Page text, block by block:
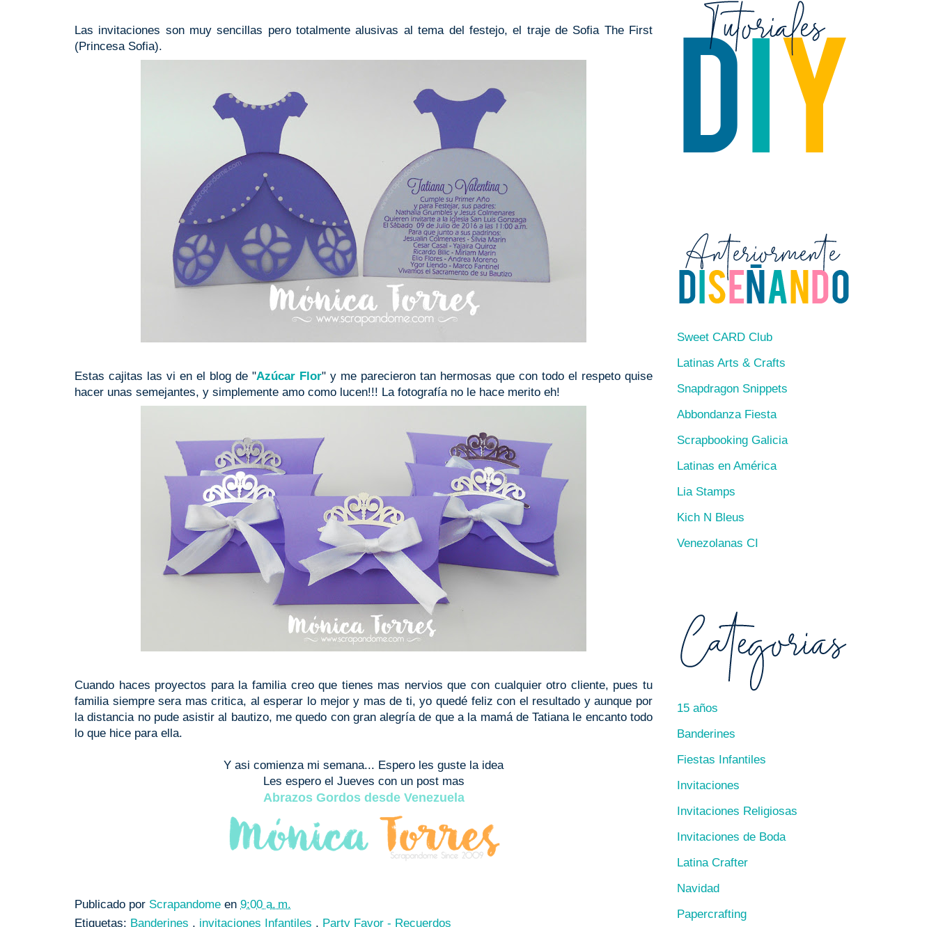
Las invitaciones son muy sencillas pero totalmente alusivas al tema del festejo, el traje de Sofia The First
(Princesa Sofia).
Estas cajitas las vi en el blog de "Azúcar Flor" y me parecieron tan hermosas que con todo el respeto quise
hacer unas semejantes, y simplemente amo como lucen!!! La fotografía no le hace merito eh!
Cuando haces proyectos para la familia creo que tienes mas nervios que con cualquier otro cliente, pues tu
familia siempre sera mas critica, al esperar lo mejor y mas de ti, yo quedé feliz con el resultado y aunque por
la distancia no pude asistir al bautizo, me quedo con gran alegría de que a la mamá de Tatiana le encanto todo
lo que hice para ella.
Y asi comienza mi semana... Espero les guste la idea
Les espero el Jueves con un post mas
Abrazos Gordos desde Venezuela
Publicado por Scrapandome en 9:00 a. m.
Etiquetas: Banderines , invitaciones Infantiles , Party Favor - Recuerdos
Sweet CARD Club
Latinas Arts & Crafts
Snapdragon Snippets
Abbondanza Fiesta
Scrapbooking Galicia
Latinas en América
Lia Stamps
Kich N Bleus
Venezolanas CI
15 años
Banderines
Fiestas Infantiles
Invitaciones
Invitaciones Religiosas
Invitaciones de Boda
Latina Crafter
Navidad
Papercrafting